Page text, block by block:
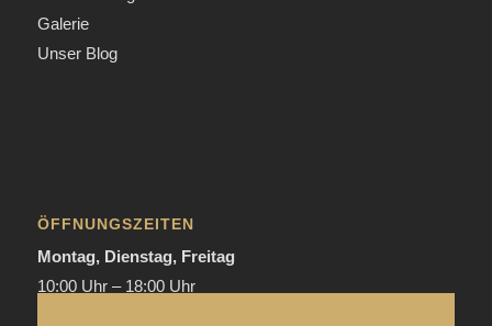
Galerie
Unser Blog
ÖFFNUNGSZEITEN
Montag, Dienstag, Freitag
10:00 Uhr – 18:00 Uhr